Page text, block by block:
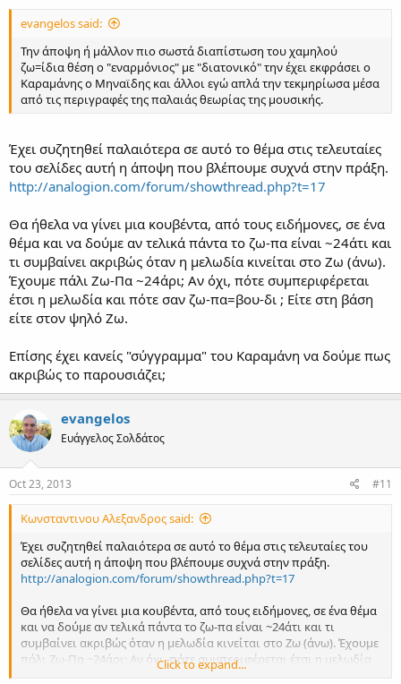
evangelos said:
Την άποψη ή μάλλον πιο σωστά διαπίστωση του χαμηλού
ζω=ίδια θέση ο "εναρμόνιος" με "διατονικό" την έχει εκφράσει ο
Καραμάνης ο Μηναϊδης και άλλοι εγώ απλά την τεκμηρίωσα μέσα
από τις περιγραφές της παλαιάς θεωρίας της μουσικής.
Έχει συζητηθεί παλαιότερα σε αυτό το θέμα στις τελευταίες
του σελίδες αυτή η άποψη που βλέπουμε συχνά στην πράξη.
http://analogion.com/forum/showthread.php?t=17
Θα ήθελα να γίνει μια κουβέντα, από τους ειδήμονες, σε ένα
θέμα και να δούμε αν τελικά πάντα το ζω-πα είναι ~24άτι και
τι συμβαίνει ακριβώς όταν η μελωδία κινείται στο Ζω (άνω).
Έχουμε πάλι Ζω-Πα ~24άρι; Αν όχι, πότε συμπεριφέρεται
έτσι η μελωδία και πότε σαν ζω-πα=βου-δι ; Είτε στη βάση
είτε στον ψηλό Ζω.
Επίσης έχει κανείς "σύγγραμμα" του Καραμάνη να δούμε πως
ακριβώς το παρουσιάζει;
evangelos
Ευάγγελος Σολδάτος
Oct 23, 2013 #11
Κωνσταντινου Αλεξανδρος said:
Έχει συζητηθεί παλαιότερα σε αυτό το θέμα στις τελευταίες του
σελίδες αυτή η άποψη που βλέπουμε συχνά στην πράξη.
http://analogion.com/forum/showthread.php?t=17
Θα ήθελα να γίνει μια κουβέντα, από τους ειδήμονες, σε ένα θέμα
και να δούμε αν τελικά πάντα το ζω-πα είναι ~24άτι και τι
συμβαίνει ακριβώς όταν η μελωδία κινείται στο Ζω (άνω). Έχουμε
πάλι Ζω-Πα ~24άρι; Αν όχι, πότε συμπεριφέρεται έτσι η μελωδία
και πότε σαν ζω-πα=βου-δι ; Είτε στη βάση είτε στον ψηλό Ζω.
Click to expand...